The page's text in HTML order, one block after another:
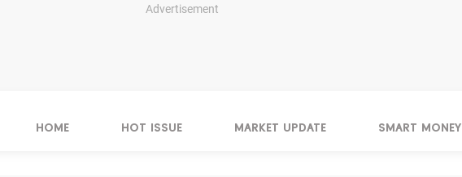
Advertisement
HOME HOT ISSUE MARKET UPDATE SMART MONEY